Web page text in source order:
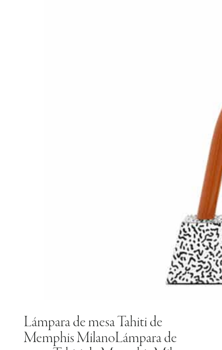
Lámpara de mesa Tahiti de
Memphis MilanoLámpara de